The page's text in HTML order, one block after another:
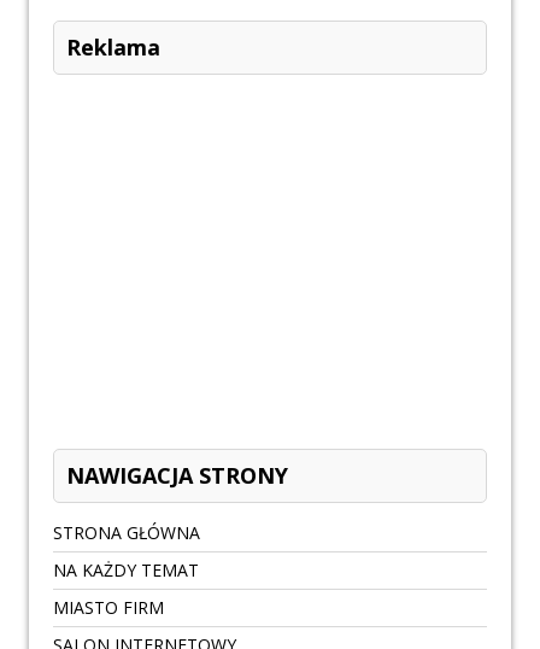
Reklama
NAWIGACJA STRONY
STRONA GŁÓWNA
NA KAŻDY TEMAT
MIASTO FIRM